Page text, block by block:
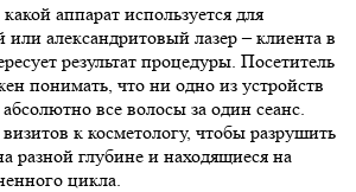
аппарат используется для
александритовый лазер – клиента в
результат процедуры. Посетитель
понимать, что ни одно из устройств
все волосы за один сеанс.
визитов к косметологу, чтобы разрушить
разной глубине и находящиеся на
цикла.